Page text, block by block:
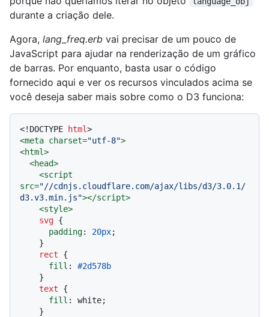
durante a criação dele.
Agora, lang_freq.erb vai precisar de um pouco de
JavaScript para ajudar na renderização de um gráfico
de barras. Por enquanto, basta usar o código
fornecido aqui e ver os recursos vinculados acima se
você deseja saber mais sobre como o D3 funciona:
<!DOCTYPE html>
<meta charset="utf-8">
<html>
<head>
<script
src="//cdnjs.cloudflare.com/ajax/libs/d3/3.0.1/
d3.v3.min.js"></script>
<style>
svg {
padding: 20px;
rect {
fill : #2d578b
text {
fill : white;